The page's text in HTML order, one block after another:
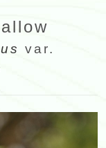
var.